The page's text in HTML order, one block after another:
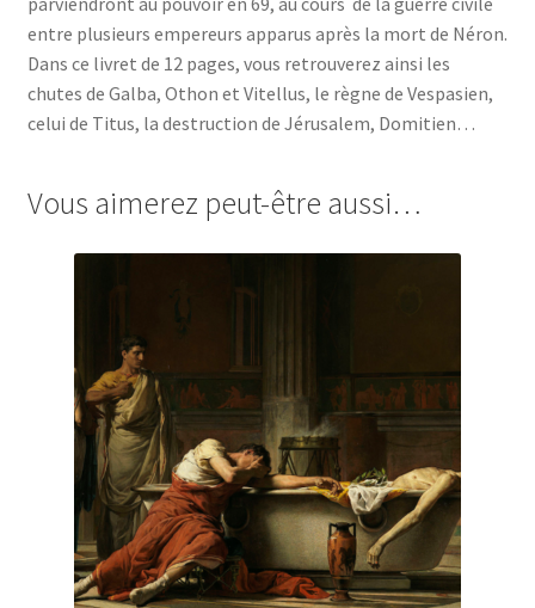
entre plusieurs empereurs apparus après la mort de Néron.
Dans ce livret de 12 pages, vous retrouverez ainsi les
chutes de Galba, Othon et Vitellus, le règne de Vespasien,
celui de Titus, la destruction de Jérusalem, Domitien…
Vous aimerez peut-être aussi…